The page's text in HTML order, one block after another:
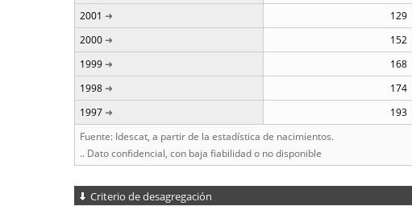
2001
129
2000
152
1999
168
1998
174
1997
193
Fuente: Idescat, a partir de la estadística de nacimientos.
.. Dato confidencial, con baja fiabilidad o no disponible
Criterio de desagregación